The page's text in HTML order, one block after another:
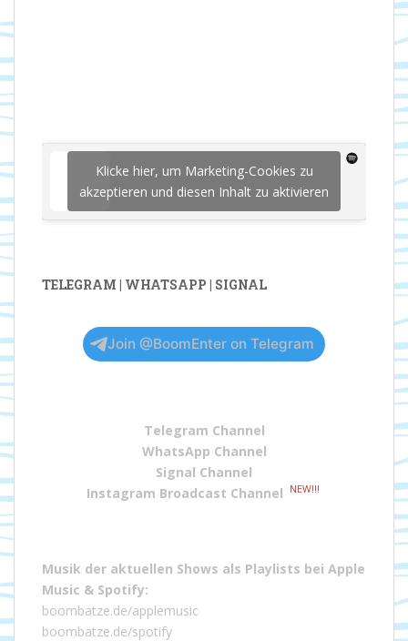
Klicke hier, um Marketing-Cookies zu
akzeptieren und diesen Inhalt zu aktivieren
TELEGRAM | WHATSAPP | SIGNAL
Join @BoomEnter on Telegram
Telegram Channel
WhatsApp Channel
Signal Channel
Instagram Broadcast Channel
NEW!!!
Musik der aktuellen Shows als Playlists bei Apple
Music & Spotify:
boombatze.de/applemusic
boombatze.de/spotify